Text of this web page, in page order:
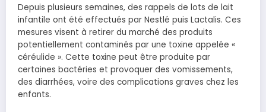
Depuis plusieurs semaines, des rappels de lots de lait
infantile ont été effectués par Nestlé puis Lactalis. Ces
mesures visent à retirer du marché des produits
potentiellement contaminés par une toxine appelée «
céréulide ». Cette toxine peut être produite par
certaines bactéries et provoquer des vomissements,
des diarrhées, voire des complications graves chez les
enfants.